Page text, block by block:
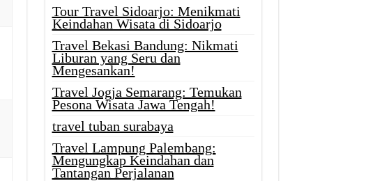
Tour Travel Sidoarjo: Menikmati
Keindahan Wisata di Sidoarjo
Travel Bekasi Bandung: Nikmati
Liburan yang Seru dan
Mengesankan!
Travel Jogja Semarang: Temukan
Pesona Wisata Jawa Tengah!
travel tuban surabaya
Travel Lampung Palembang:
Mengungkap Keindahan dan
Tantangan Perjalanan